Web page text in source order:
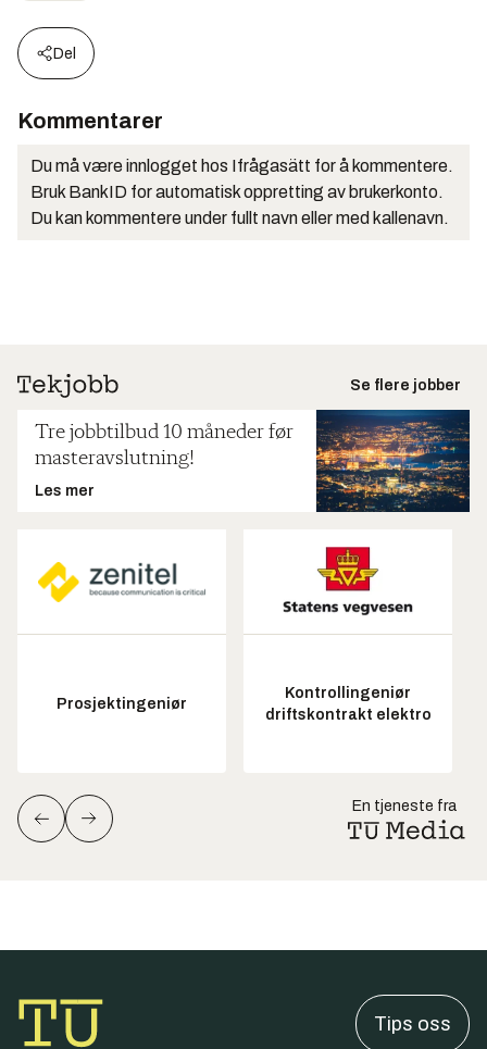
Del
Kommentarer
Du må være innlogget hos Ifrågasätt for å kommentere.
Bruk BankID for automatisk oppretting av brukerkonto.
Du kan kommentere under fullt navn eller med kallenavn.
Se flere jobber
Tre jobbtilbud 10 måneder før
masteravslutning!
Les mer
Prosjektingeniør
Kontrollingeniør
driftskontrakt elektro
En tjeneste fra
Tips oss